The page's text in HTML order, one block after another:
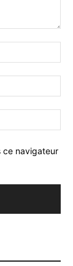
ce navigateur